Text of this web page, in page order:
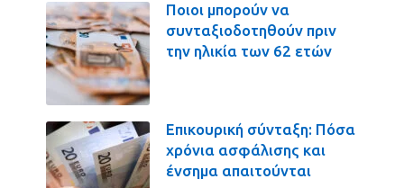
Ποιοι μπορούν να
συνταξιοδοτηθούν πριν
την ηλικία των 62 ετών
Επικουρική σύνταξη: Πόσα
χρόνια ασφάλισης και
ένσημα απαιτούνται